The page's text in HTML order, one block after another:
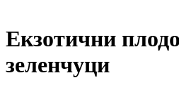
Екзотични
зеленчуци